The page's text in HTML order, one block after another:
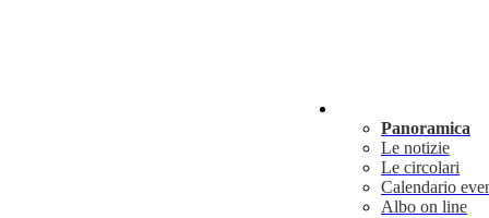
Panoramica
Le notizie
Le circolari
Calendario
Albo on line